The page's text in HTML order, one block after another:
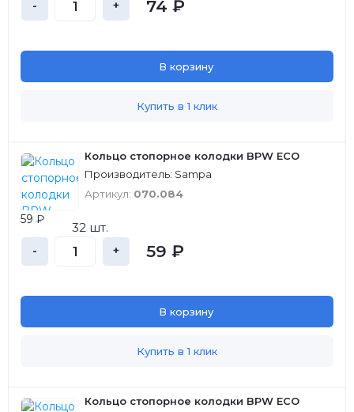
- + 74 ₽
В корзину
Купить в 1 клик
Кольцо стопорное колодки BPW ECO
Производитель: Sampa
Артикул: 070.084
59 ₽
32 шт.
- + 59 ₽
В корзину
Купить в 1 клик
Кольцо стопорное колодки BPW ECO